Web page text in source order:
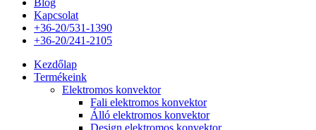
Blog
Kapcsolat
+36-20/531-1390
+36-20/241-2105
Kezdőlap
Termékeink
Elektromos konvektor
Fali elektromos konvektor
Álló elektromos konvektor
Design elektromos konvektor